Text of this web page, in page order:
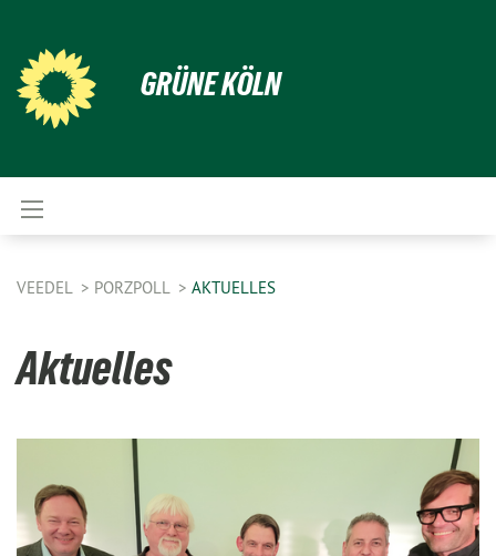
GRÜNE KÖLN
VEEDEL PORZPOLL AKTUELLES
Aktuelles